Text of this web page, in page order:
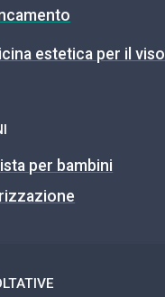
estetica per il viso
per bambini